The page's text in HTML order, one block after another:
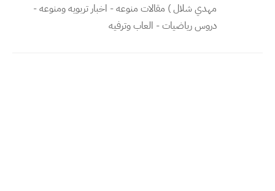
مهدي شلال ) مقالات منوعه - اخبار تربويه ومنوعه -
دروس رياضيات - العاب وترفيه